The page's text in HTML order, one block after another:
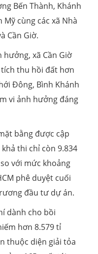
Bến Thành, Khánh
Mỹ cùng các xã Nhà
Cần Giờ.
xã Cần Giờ
thu hồi đất hơn
Đông, Bình Khánh
vi ảnh hưởng đáng
bằng được cập
thi chỉ còn 9.834
với mức khoảng
phê duyệt cuối
đầu tư dự án.
dành cho bồi
hơn 8.579 tỉ
thuộc diện giải tỏa